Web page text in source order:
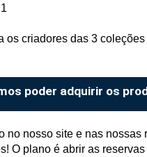
os criadores das 3
poder adquirir os
no nosso site e nas
O plano é abrir as